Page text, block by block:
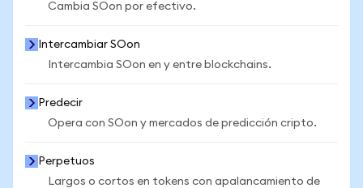
Cambia SOon por efectivo.
Intercambiar SOon
Intercambia SOon en y entre blockchains.
Predecir
Opera con SOon y mercados de predicción cripto.
Perpetuos
Largos o cortos en tokens con apalancamiento de